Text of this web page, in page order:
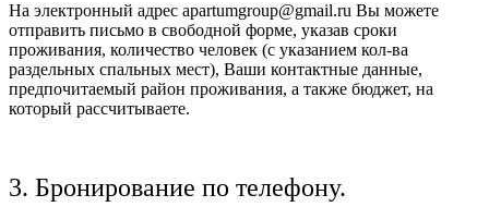
На электронный адрес apartumgroup@gmail.ru Вы можете
отправить письмо в свободной форме, указав сроки
проживания, количество человек (с указанием кол-ва
раздельных спальных мест), Ваши контактные данные,
предпочитаемый район проживания, а также бюджет, на
который рассчитываете.
3. Бронирование по телефону.